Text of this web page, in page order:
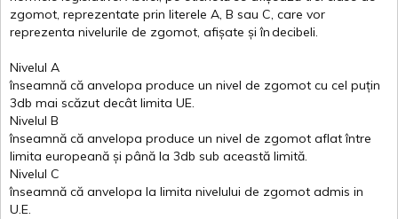
zgomot, reprezentate prin literele A, B sau C, care vor
reprezenta nivelurile de zgomot, afișate și îndecibeli.
Nivelul A
înseamnă că anvelopa produce un nivel de zgomot cu cel puțin
3db mai scăzut decât limita UE.
Nivelul B
înseamnă că anvelopa produce un nivel de zgomot aflat între
limita europeană și până la 3db sub această limită.
Nivelul C
înseamnă că anvelopa la limita nivelului de zgomot admis in
U.E.